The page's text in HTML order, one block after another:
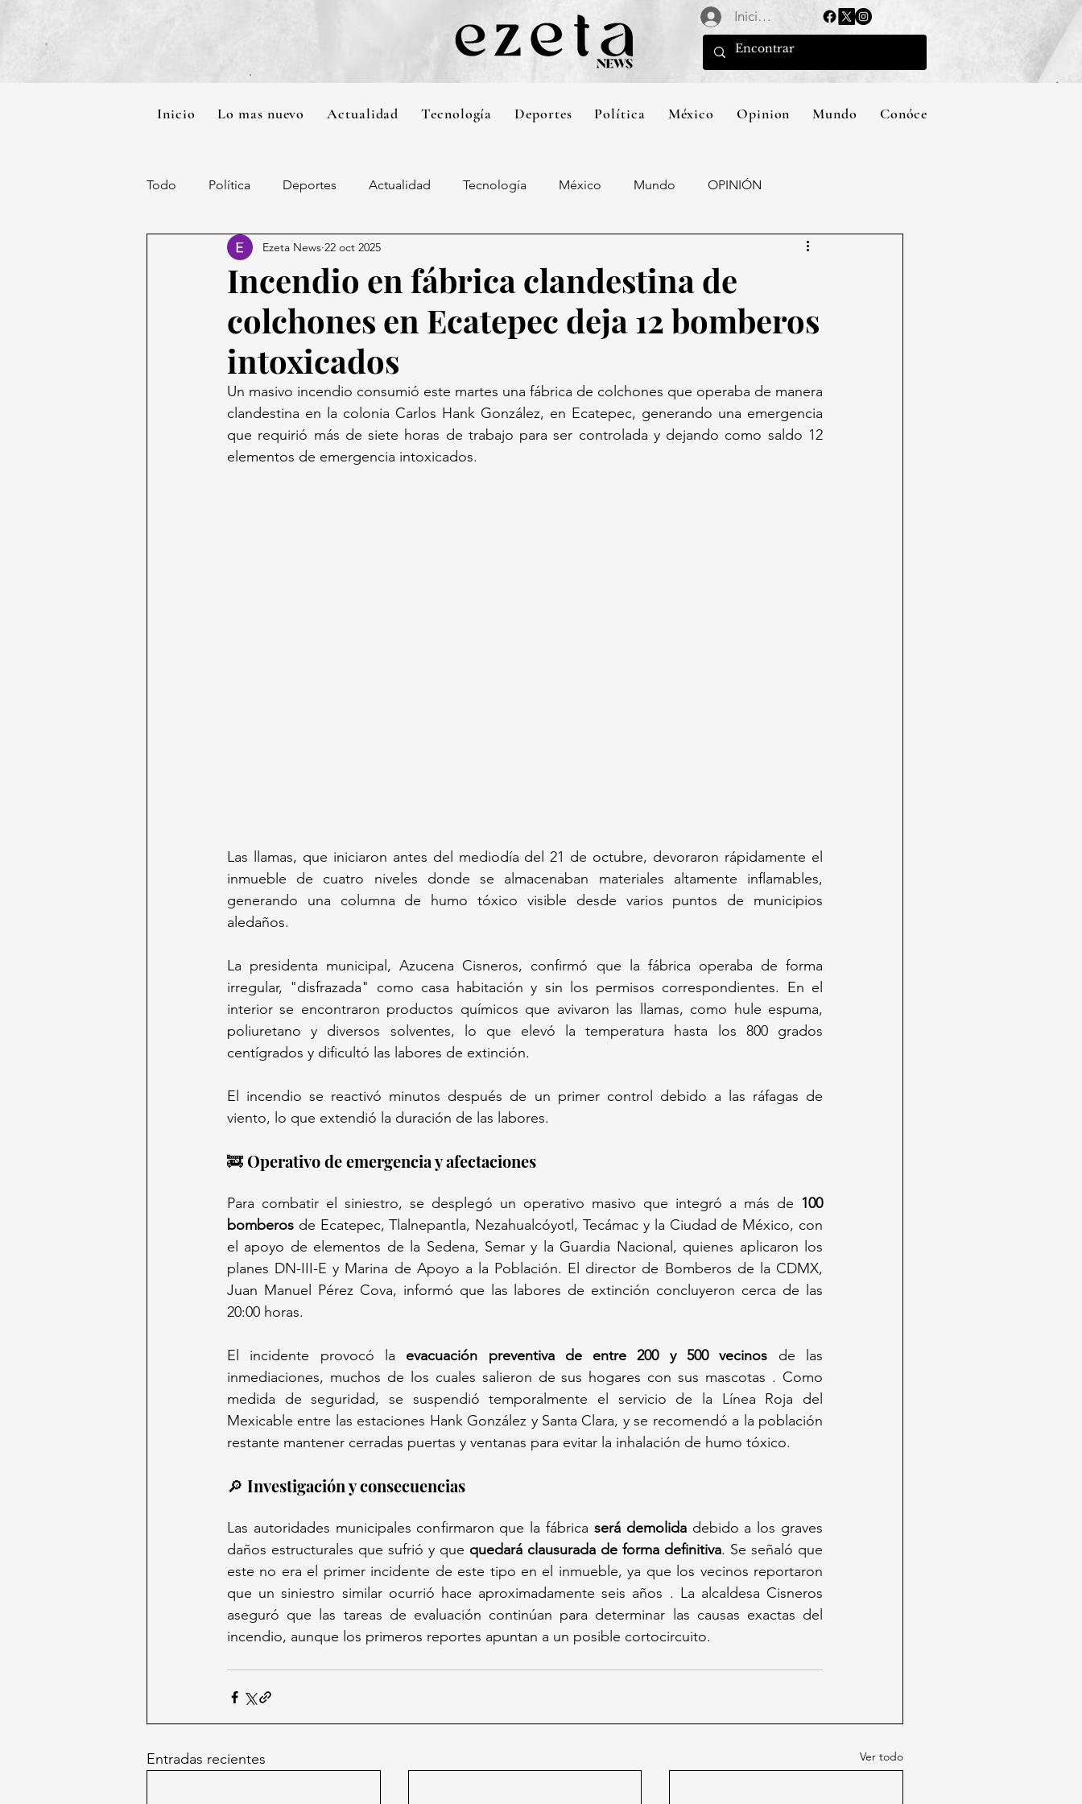
Iniciar sesión
Inicio Lo mas nuevo Actualidad Tecnología Deportes Política México Opinion Mundo Conócenos
Todo Política Deportes Actualidad Tecnología México Mundo OPINIÓN
Incendio en fábrica clandestina de
colchones en Ecatepec deja 12 bomberos
intoxicados
Ezeta News 22 oct 2025
Un masivo incendio consumió este martes una fábrica de colchones que operaba de manera
clandestina en la colonia Carlos Hank González, en Ecatepec, generando una emergencia
que requirió más de siete horas de trabajo para ser controlada y dejando como saldo 12
elementos de emergencia intoxicados.
Las llamas, que iniciaron antes del mediodía del 21 de octubre, devoraron rápidamente el
inmueble de cuatro niveles donde se almacenaban materiales altamente inflamables,
generando una columna de humo tóxico visible desde varios puntos de municipios
aledaños.
La presidenta municipal, Azucena Cisneros, confirmó que la fábrica operaba de forma
irregular, "disfrazada" como casa habitación y sin los permisos correspondientes. En el
interior se encontraron productos químicos que avivaron las llamas, como hule espuma,
poliuretano y diversos solventes, lo que elevó la temperatura hasta los 800 grados
centígrados y dificultó las labores de extinción.
El incendio se reactivó minutos después de un primer control debido a las ráfagas de
viento, lo que extendió la duración de las labores.
🚒 Operativo de emergencia y afectaciones
Para combatir el siniestro, se desplegó un operativo masivo que integró a más de 100
bomberos de Ecatepec, Tlalnepantla, Nezahualcóyotl, Tecámac y la Ciudad de México, con
el apoyo de elementos de la Sedena, Semar y la Guardia Nacional, quienes aplicaron los
planes DN-III-E y Marina de Apoyo a la Población. El director de Bomberos de la CDMX,
Juan Manuel Pérez Cova, informó que las labores de extinción concluyeron cerca de las
20:00 horas.
El incidente provocó la evacuación preventiva de entre 200 y 500 vecinos de las
inmediaciones, muchos de los cuales salieron de sus hogares con sus mascotas . Como
medida de seguridad, se suspendió temporalmente el servicio de la Línea Roja del
Mexicable entre las estaciones Hank González y Santa Clara, y se recomendó a la población
restante mantener cerradas puertas y ventanas para evitar la inhalación de humo tóxico.
🔎 Investigación y consecuencias
Las autoridades municipales confirmaron que la fábrica será demolida debido a los graves
daños estructurales que sufrió y que quedará clausurada de forma definitiva. Se señaló que
este no era el primer incidente de este tipo en el inmueble, ya que los vecinos reportaron
que un siniestro similar ocurrió hace aproximadamente seis años . La alcaldesa Cisneros
aseguró que las tareas de evaluación continúan para determinar las causas exactas del
incendio, aunque los primeros reportes apuntan a un posible cortocircuito.
Entradas recientes Ver todo